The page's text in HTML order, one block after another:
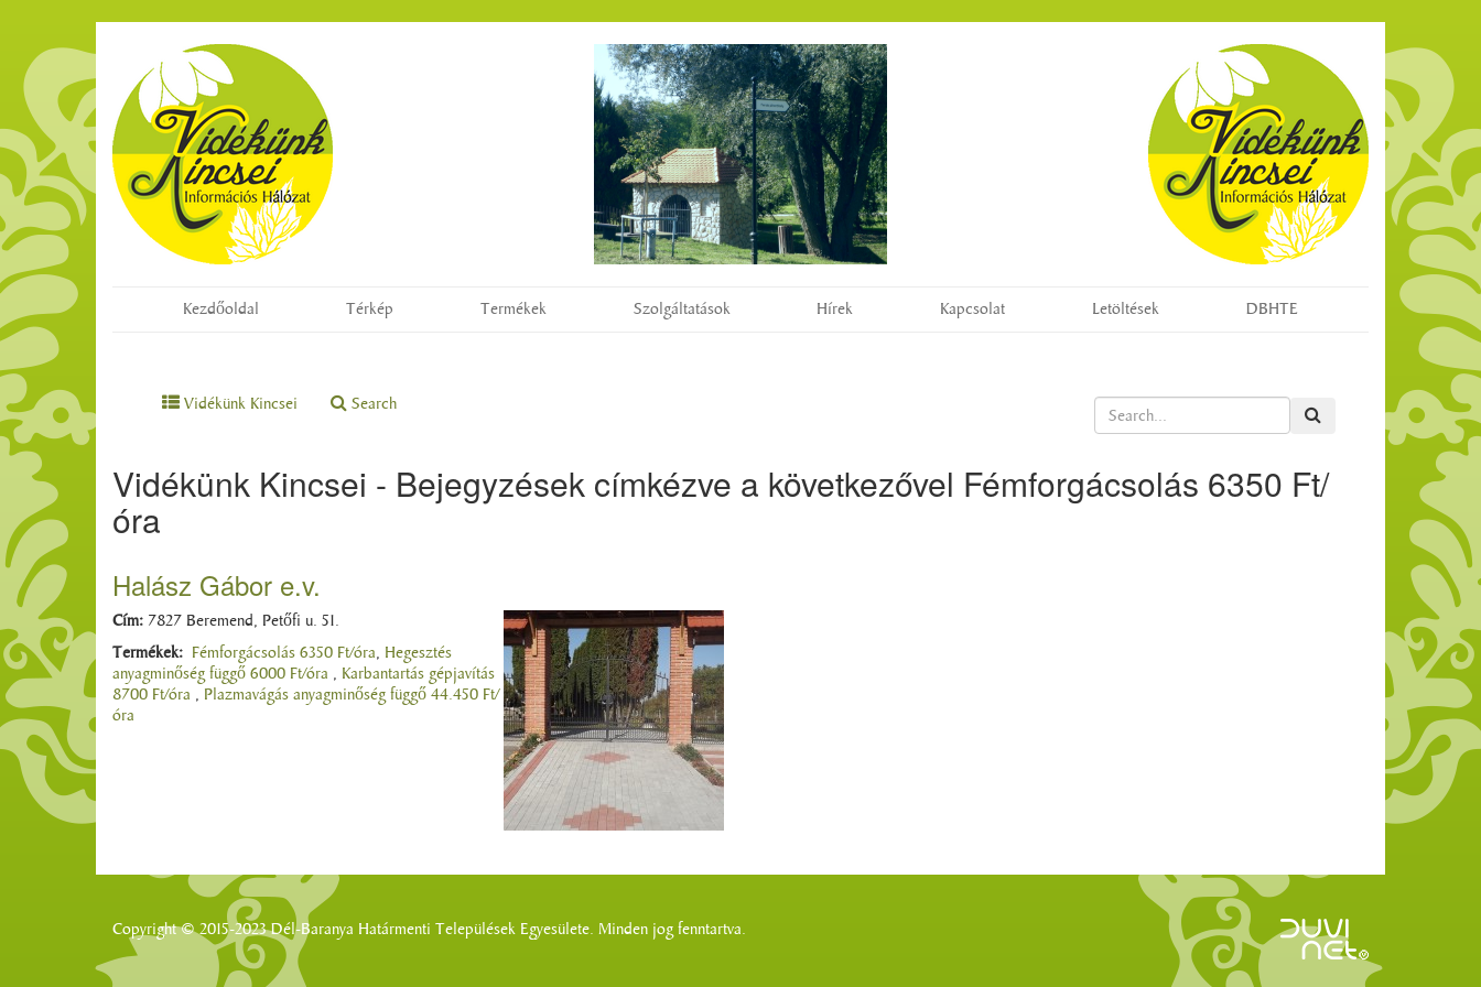
Kezdőoldal Térkép Termékek Szolgáltatások Hírek Kapcsolat Letöltések DBHTE
Vidékünk Kincsei Search
Vidékünk Kincsei - Bejegyzések címkézve a következővel Fémforgácsolás 6350 Ft/
óra
Halász Gábor e.v.
Cím: 7827 Beremend, Petőfi u. 51.
Termékek: Fémforgácsolás 6350 Ft/óra, Hegesztés
anyagminőség függő 6000 Ft/óra , Karbantartás gépjavítás
8700 Ft/óra , Plazmavágás anyagminőség függő 44.450 Ft/
óra
Copyright © 2015-2023 Dél-Baranya Határmenti Települések Egyesülete. Minden jog fenntartva.